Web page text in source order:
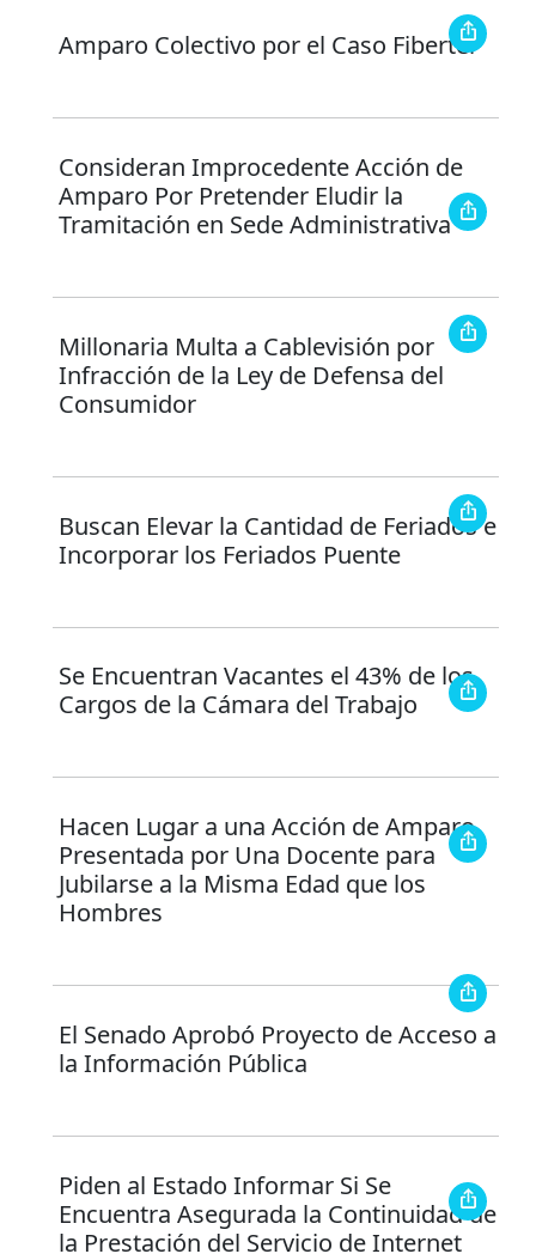
Amparo Colectivo por el Caso Fibertel
Consideran Improcedente Acción de
Amparo Por Pretender Eludir la
Tramitación en Sede Administrativa
Millonaria Multa a Cablevisión por
Infracción de la Ley de Defensa del
Consumidor
Buscan Elevar la Cantidad de Feriados e
Incorporar los Feriados Puente
Se Encuentran Vacantes el 43% de los
Cargos de la Cámara del Trabajo
Hacen Lugar a una Acción de Amparo
Presentada por Una Docente para
Jubilarse a la Misma Edad que los
Hombres
El Senado Aprobó Proyecto de Acceso a
la Información Pública
Piden al Estado Informar Si Se
Encuentra Asegurada la Continuidad de
la Prestación del Servicio de Internet